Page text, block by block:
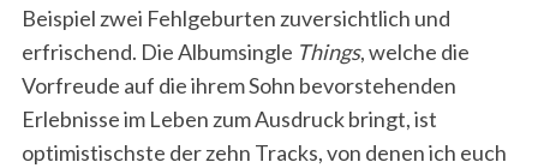
Beispiel zwei Fehlgeburten zuversichtlich und
erfrischend. Die Albumsingle Things, welche die
Vorfreude auf die ihrem Sohn bevorstehenden
Erlebnisse im Leben zum Ausdruck bringt, ist
optimistischste der zehn Tracks, von denen ich euch